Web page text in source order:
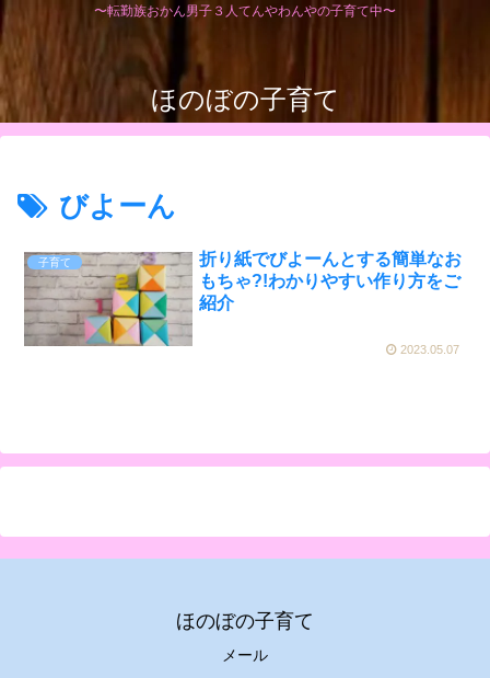
〜転勤族おかん男子３人てんやわんやの子育て中〜
ほのぼの子育て
びよーん
子育て
折り紙でびよーんとする簡単なお
もちゃ?!わかりやすい作り方をご
紹介
2023.05.07
ほのぼの子育て
メール